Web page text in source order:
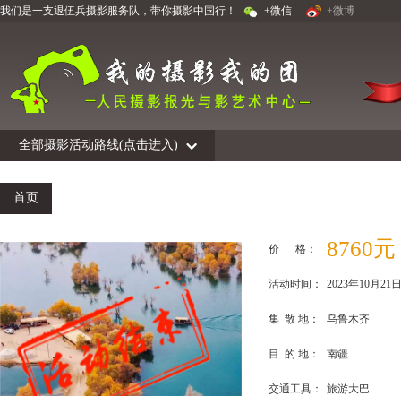
我们是一支退伍兵摄影服务队，带你摄影中国行！ +微信 +微博
全部摄影活动路线(点击进入)
首页
价 格： 8760
活动时间： 2023年10月21
集 散 地： 乌鲁木齐
目 的 地： 南疆
交通工具： 旅游大巴